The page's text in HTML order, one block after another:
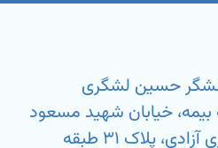
حسین لشگری
خیابان شهید مسعود
آزمون نیا، کارخانه نوآوری آزادی، پلاک ۳۱ طبقه